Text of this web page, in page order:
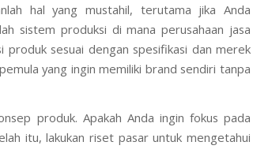
hal yang mustahil, terutama jika Anda
sistem produksi di mana perusahaan jasa
sesuai dengan spesifikasi dan merek
yang ingin memiliki brand sendiri tanpa
produk. Apakah Anda ingin fokus pada
itu, lakukan riset pasar untuk mengetahui